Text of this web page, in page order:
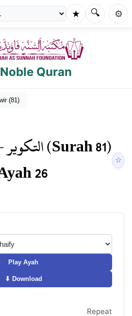
★ 🔍 ⚙️
Quran
(81)
التكوير(Surah81)
26
☆
Play Ayah
⬇ Download
Repeat